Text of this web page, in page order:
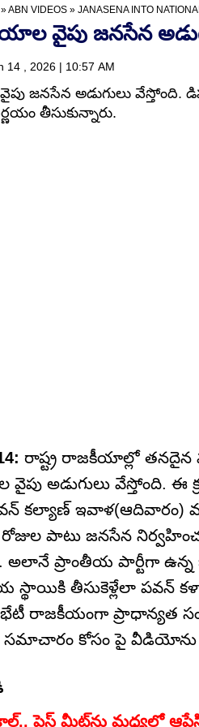
»ABN VIDEOS » JANASENA INTO
వైపు జనసేన
14 , 2026 | 10:57 AM
జనసేన అడుగులు వేస్తోంది.
తీసుకున్నారు.
రాష్ట్ర రాజకీయాల్లో తనదైన
అడుగులు వేస్తోంది. ఈ
కల్యాణ్ ఇవాళ(ఆదివారం)
పాటు జనసేన
అలానే ప్రాంతీయ పార్టీగా ఉన్న
తీసుకెళ్లేలా పవన్
రాజకీయంగా ప్రాధాన్యత
సమాచారం కోసం పై వీడియోను
ప్రెస్‌ మీట్‌ను మధ్యలో